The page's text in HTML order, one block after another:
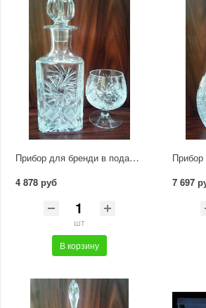
Прибор для бренди в подарочной упаковке 6280 1000/1
4 878 руб
шт
В корзину
7 697